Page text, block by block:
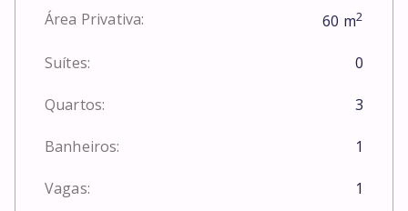
Área Privativa: 60 m2
Suítes: 0
Quartos: 3
Banheiros: 1
Vagas: 1